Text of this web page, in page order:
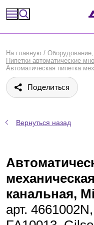
Оборудование, приборы
Расходные материалы,
Библиотека
Сравнение
На главную /
Пипетки автоматические
Поделиться
Вернуться назад
канальная,
арт.